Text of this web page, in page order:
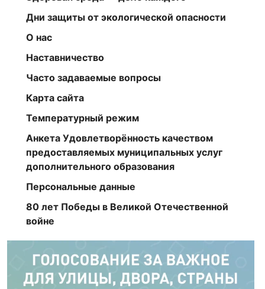
Дни защиты от экологической опасности
О нас
Наставничество
Часто задаваемые вопросы
Карта сайта
Температурный режим
Анкета Удовлетворённость качеством
предоставляемых муниципальных услуг
дополнительного образования
Персональные данные
80 лет Победы в Великой Отечественной
войне